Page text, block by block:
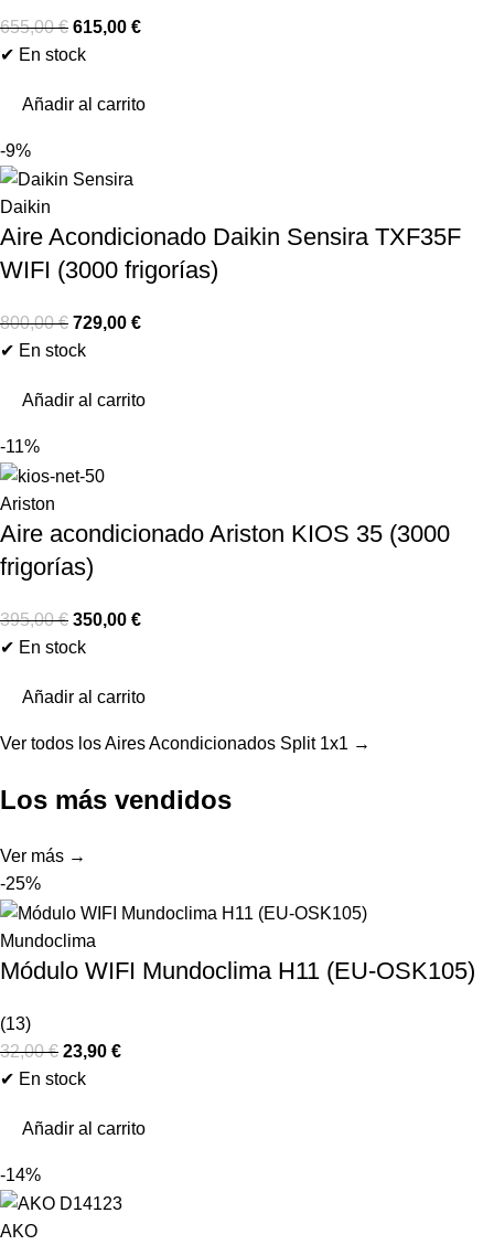
655,00€ 615,00 €
✔ En stock
Añadir al carrito
-9%
Daikin
Aire Acondicionado Daikin Sensira TXF35F
WIFI (3000 frigorías)
800,00€ 729,00 €
✔ En stock
Añadir al carrito
-11%
Ariston
Aire acondicionado Ariston KIOS 35 (3000
frigorías)
395,00€ 350,00 €
✔ En stock
Añadir al carrito
Ver todos los Aires Acondicionados Split 1x1 →
Los más vendidos
Ver más →
-25%
Mundoclima
Módulo WIFI Mundoclima H11 (EU-OSK105)
(13)
32,00€ 23,90 €
✔ En stock
Añadir al carrito
-14%
AKO